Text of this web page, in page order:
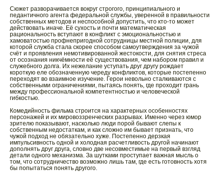
Сюжет разворачивается вокруг строгого, принципиального и
педантичного агента федеральной службы, уверенной в правильности
собственных методов и неспособной допустить, что кто-то может
действовать иначе. Её сухость и почти математическая
рациональность вступают в конфликт с эмоциональностью и
хамоватостью профнепригодной сотрудницы местной полиции, для
которой служба стала скорее способом самоутверждения за чужой
счёт и проявления немотивированной жестокости, для снятия стреса
от осознания никчёмности её существования, чем набором правил и
служебного долга. Их нежелание уступать друг другу рождает
короткую еле обозначенную череду конфликтов, которые постепенно
переходят во взаимное изучение. Герои невольно сталкиваются с
собственными ограничениями, пытаясь понять, где проходит грань
между профессиональной компетентностью и человеческой
гибкостью.
Комедийность фильма строится на характерных особенностях
персонажей и их мировоззренческих разрывах. Именно через юмор
зрителю показывают, насколько люди порой бывают слепы к
собственным недостаткам, и как сложно им бывает признать, что
чужой подход не обязательно хуже. Постепенно дерзкая
импульсивность одной и холодная расчетливость другой начинают
дополнять друг друга, словно две несовместимые на первый взгляд
детали одного механизма. За шутками проступает важная мысль о
том, что сотрудничество возможно лишь там, где есть готовность хотя
бы попытаться понять другого.